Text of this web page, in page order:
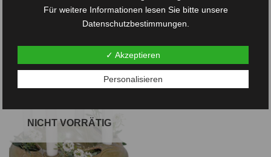
Auf die
Wunschliste
NICHT VORRÄTIG
Für weitere Informationen lesen Sie bitte unsere
Datenschutzbestimmungen.
✓ Akzeptieren
Personalisieren